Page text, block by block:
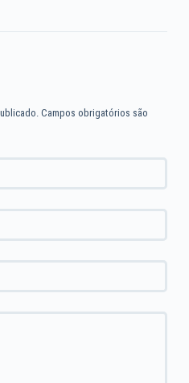
Campos obrigatórios são